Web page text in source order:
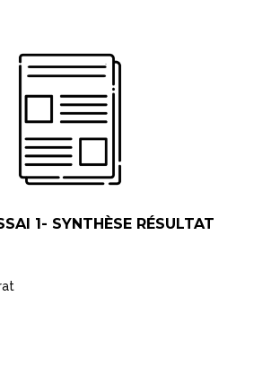
1- SYNTHÈSE RÉSULTAT